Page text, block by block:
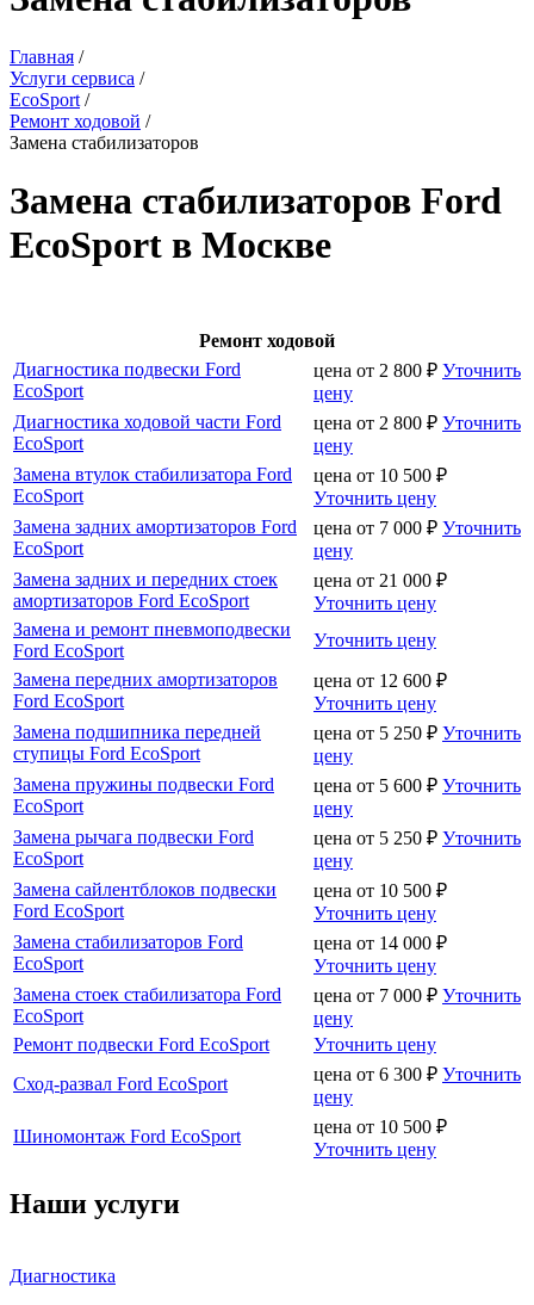
Главная /
Услуги сервиса /
EcoSport /
Ремонт ходовой /
Замена стабилизаторов
Замена стабилизаторов Ford
EcoSport в Москве
Ремонт ходовой
Диагностика подвески Ford
EcoSport
цена от 2 800 ₽ Уточнить
цену
Диагностика ходовой части Ford
EcoSport
цена от 2 800 ₽ Уточнить
цену
Замена втулок стабилизатора Ford
EcoSport
цена от 10 500 ₽
Уточнить цену
Замена задних амортизаторов Ford
EcoSport
цена от 7 000 ₽ Уточнить
цену
Замена задних и передних стоек
амортизаторов Ford EcoSport
цена от 21 000 ₽
Уточнить цену
Замена и ремонт пневмоподвески
Ford EcoSport
Уточнить цену
Замена передних амортизаторов
Ford EcoSport
цена от 12 600 ₽
Уточнить цену
Замена подшипника передней
ступицы Ford EcoSport
цена от 5 250 ₽ Уточнить
цену
Замена пружины подвески Ford
EcoSport
цена от 5 600 ₽ Уточнить
цену
Замена рычага подвески Ford
EcoSport
цена от 5 250 ₽ Уточнить
цену
Замена сайлентблоков подвески
Ford EcoSport
цена от 10 500 ₽
Уточнить цену
Замена стабилизаторов Ford
EcoSport
цена от 14 000 ₽
Уточнить цену
Замена стоек стабилизатора Ford
EcoSport
цена от 7 000 ₽ Уточнить
цену
Ремонт подвески Ford EcoSport
Уточнить цену
Сход-развал Ford EcoSport
цена от 6 300 ₽ Уточнить
цену
Шиномонтаж Ford EcoSport
цена от 10 500 ₽
Уточнить цену
Наши услуги
Диагностика